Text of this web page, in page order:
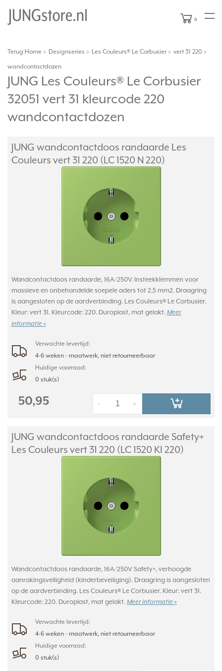
0
Terug Home Designseries Les Couleurs® Le Corbusier vert 31 220
wandcontactdozen
JUNG Les Couleurs® Le Corbusier
32051 vert 31 kleurcode 220
wandcontactdozen
JUNG wandcontactdoos randaarde Les
Couleurs vert 31 220 (LC 1520 N 220)
Wandcontactdoos randaarde, 16A/250V. Insteekklemmen voor
massieve en onbehandelde soepele aders tot 2,5 mm2. Draagring
is aangesloten op de aardverbinding. Les Couleurs® Le Corbusier.
Kleur: vert 31. Kleurcode: 220. Duroplast, mat gelakt. Meer
informatie »
Verwachte levertijd:
4-6 weken - maatwerk, niet retourneerbaar
Huidige voorraad:
0 stuk(s)
50,95 +
-
JUNG wandcontactdoos randaarde Safety+
Les Couleurs vert 31 220 (LC 1520 KI 220)
Wandcontactdoos randaarde, 16A/250V Safety+, verhoogde
aanrakingsveiligheid (kinderbeveiliging). Draagring is aangesloten
op de aardverbinding. Les Couleurs® Le Corbusier. Kleur: vert 31.
Kleurcode: 220. Duroplast, mat gelakt. Meer informatie »
Verwachte levertijd:
4-6 weken - maatwerk, niet retourneerbaar
Huidige voorraad:
0 stuk(s)